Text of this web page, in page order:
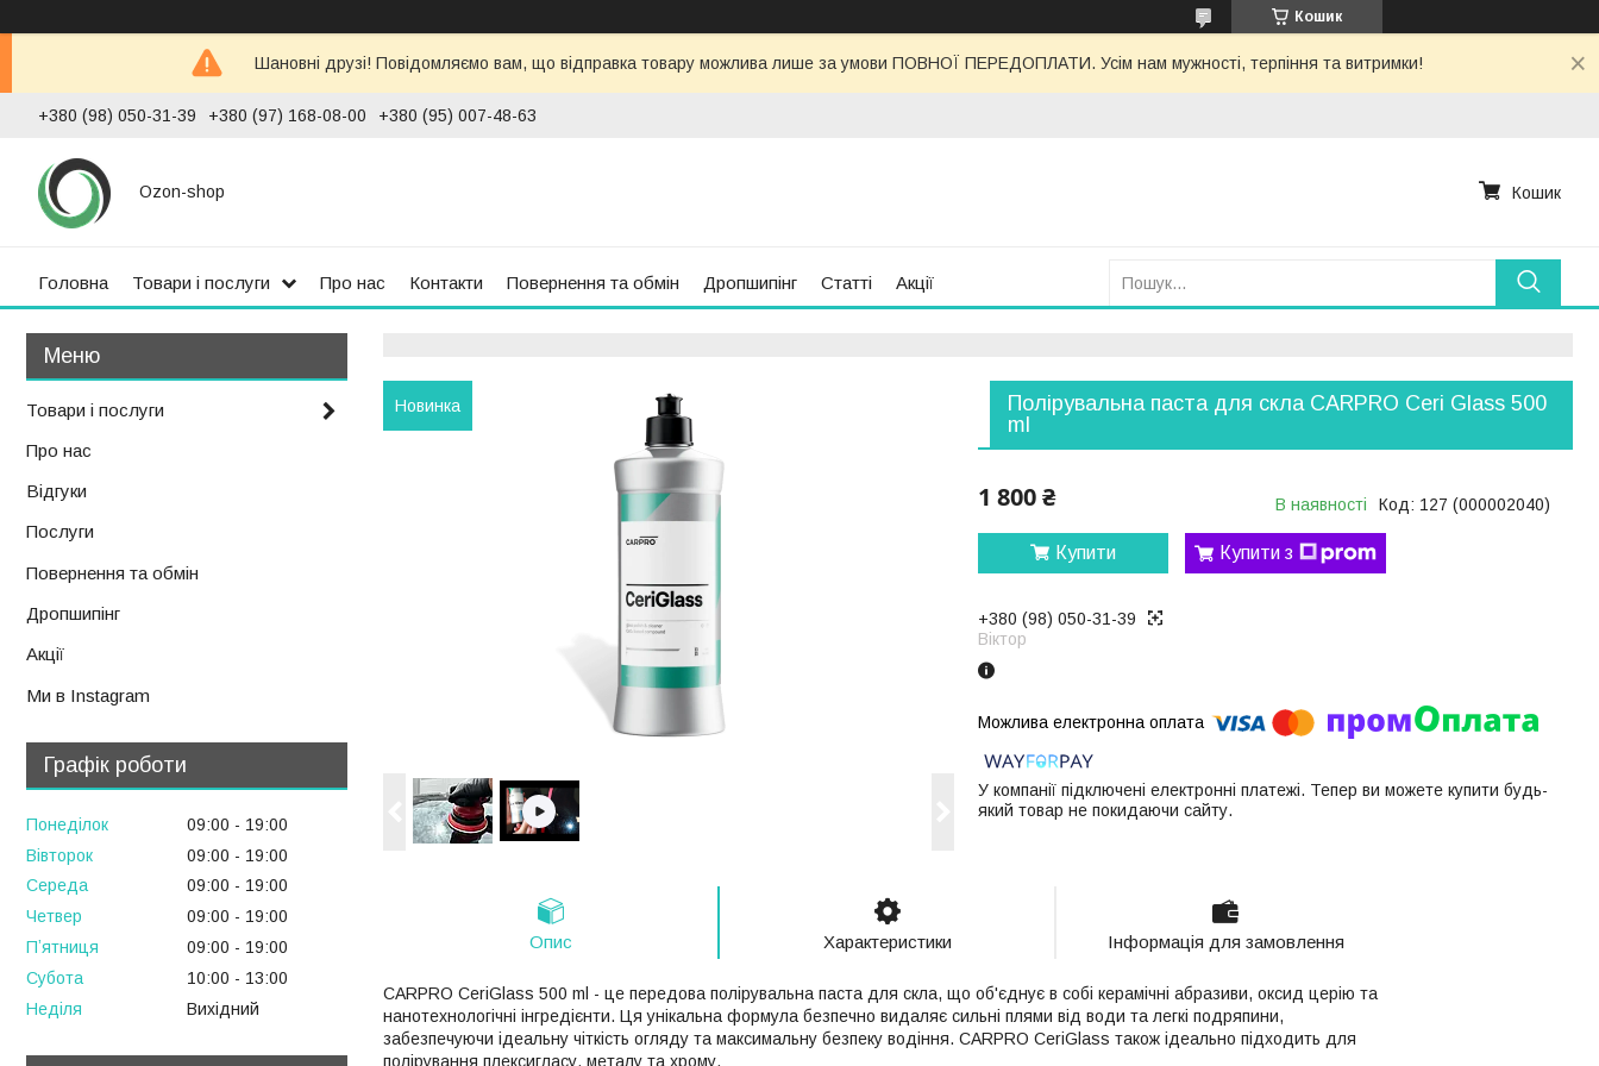
Кошик
Шановні друзі! Повідомляємо вам, що відправка товару можлива лише за умови ПОВНОЇ ПЕРЕДОПЛАТИ. Усім нам мужності, терпіння та витримки!
+380 (98) 050-31-39 +380 (97) 168-08-00 +380 (95) 007-48-63
Ozon-shop Кошик
Головна Товари і послуги Про нас Контакти Повернення та обмін Дропшипінг Статті Акції
Новинка
Полірувальна паста для скла CARPRO Ceri Glass 500
ml
1 800 ₴ В наявності Код: 127 (000002040)
Купити Купити з
+380 (98) 050-31-39
Віктор
У компанії підключені електронні платежі. Тепер ви можете купити будь-
який товар не покидаючи сайту.
Опис Характеристики Інформація для замовлення
CARPRO CeriGlass 500 ml - це передова полірувальна паста для скла, що об'єднує в собі керамічні абразиви, оксид церію та
нанотехнологічні інгредієнти. Ця унікальна формула безпечно видаляє сильні плями від води та легкі подряпини,
забезпечуючи ідеальну чіткість огляду та максимальну безпеку водіння. CARPRO CeriGlass також ідеально підходить для
полірування плексигласу, металу та хрому.
Товари і послуги
Про нас
Відгуки
Послуги
Повернення та обмін
Дропшипінг
Акції
Ми в Instagram
Графік роботи
Понеділок 09:00
19:00
Вівторок
09:00
19:00
Середа
09:00
19:00
Четвер
09:00
19:00
Пʼятниця
09:00
19:00
Субота
10:00
13:00
Неділя
Вихідний